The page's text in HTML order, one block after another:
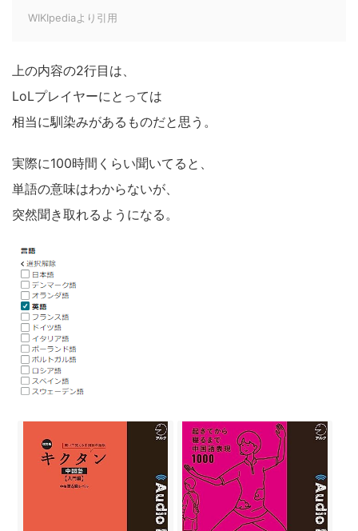
WIKIpediaより引用
上の内容の2行目は、
LoLプレイヤーにとっては
相当に馴染みがあるものだと思う。
実際に100時間くらい聞いてると、
単語の意味はわからないが、
突然聞き取れるようになる。